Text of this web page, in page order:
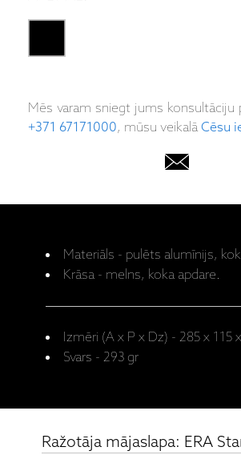
Mēs varam sniegt jums konsultāciju
+371 67171000, mūsu veikalāCēsu
Materiāls - pulēts alumīnijs,
Krāsa - melns, koka apdare.
Izmēri (A x P x Dz) - 285 x 115
Svars - 293 gr
Ražotāja mājaslapa: ERA